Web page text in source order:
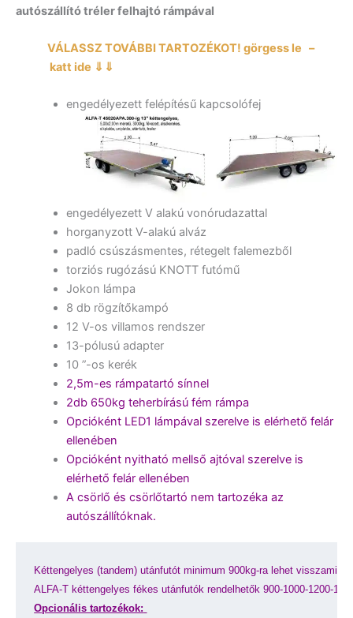
autószállító tréler felhajtó rámpával
VÁLASSZ TOVÁBBI TARTOZÉKOT! görgess le –
katt ide ⇓⇓
engedélyezett felépítésű kapcsolófej
engedélyezett V alakú vonórudazattal
horganyzott V-alakú alváz
padló csúszásmentes, rétegelt falemezből
torziós rugózású KNOTT futómű
Jokon lámpa
8 db rögzítőkampó
12 V-os villamos rendszer
13-pólusú adapter
10 ”-os kerék
2,5m-es rámpatartó sínnel
2db 650kg teherbírású fém rámpa
Opcióként LED1 lámpával szerelve is elérhető felár
ellenében
Opcióként nyitható mellső ajtóval szerelve is
elérhető felár ellenében
A csörlő és csörlőtartó nem tartozéka az
autószállítóknak.
Kéttengelyes (tandem) utánfutót minimum 900kg-ra lehet
ALFA-T kéttengelyes fékes utánfutók rendelhetők 900-1000-1200-
Opcionális tartozékok: